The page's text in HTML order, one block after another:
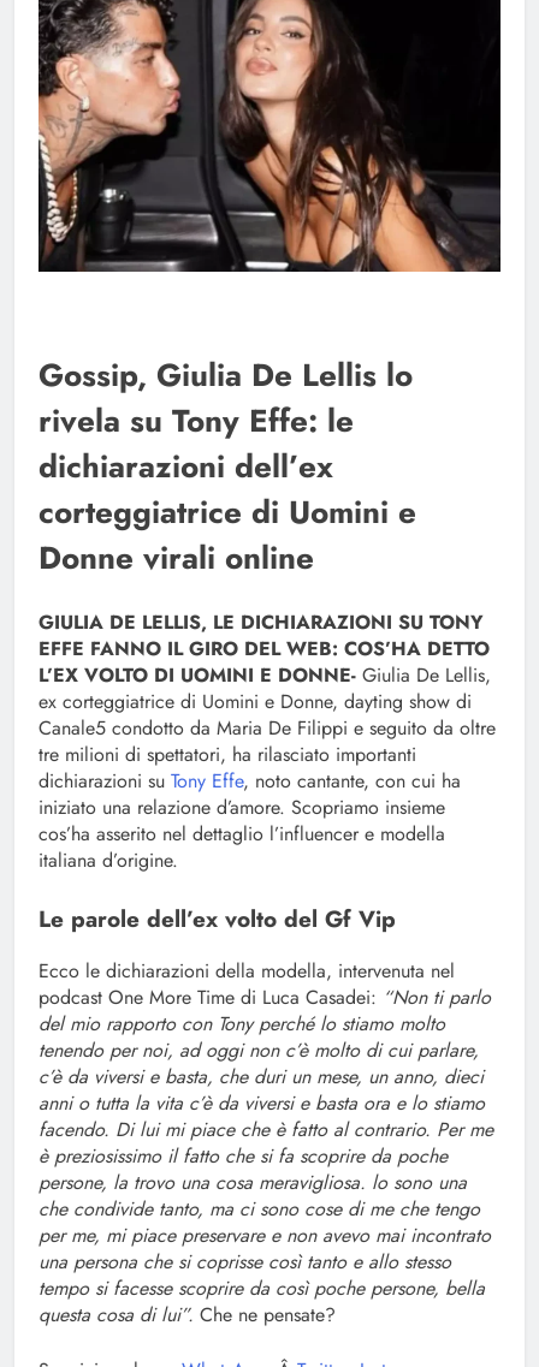
Gossip, Giulia De Lellis lo
rivela su Tony Effe: le
dichiarazioni dell’ex
corteggiatrice di Uomini e
Donne virali online
GIULIA DE LELLIS, LE DICHIARAZIONI SU TONY
EFFE FANNO IL GIRO DEL WEB: COS’HA DETTO
L’EX VOLTO DI UOMINI E DONNE- Giulia De Lellis,
ex corteggiatrice di Uomini e Donne, dayting show di
Canale5 condotto da Maria De Filippi e seguito da oltre
tre milioni di spettatori, ha rilasciato importanti
dichiarazioni su Tony Effe, noto cantante, con cui ha
iniziato una relazione d’amore. Scopriamo insieme
cos’ha asserito nel dettaglio l’influencer e modella
italiana d’origine.
Le parole dell’ex volto del Gf Vip
Ecco le dichiarazioni della modella, intervenuta nel
podcast One More Time di Luca Casadei: “Non ti parlo
del mio rapporto con Tony perché lo stiamo molto
tenendo per noi, ad oggi non c’è molto di cui parlare,
c’è da viversi e basta, che duri un mese, un anno, dieci
anni o tutta la vita c’è da viversi e basta ora e lo stiamo
facendo. Di lui mi piace che è fatto al contrario. Per me
è preziosissimo il fatto che si fa scoprire da poche
persone, la trovo una cosa meravigliosa. lo sono una
che condivide tanto, ma ci sono cose di me che tengo
per me, mi piace preservare e non avevo mai incontrato
una persona che si coprisse così tanto e allo stesso
tempo si facesse scoprire da così poche persone, bella
questa cosa di lui”. Che ne pensate?